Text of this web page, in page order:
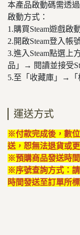
本產品啟動碼需透
啟動方式：
1.購買Steam遊戲啟
2.開啟Steam登入帳
3.進入Steam點選上
品」→ 閱讀並接受
5.至「收藏庫」→「
運送方式
※付款完成後，數
送，恕無法退貨或
※預購商品發送時
※序號查詢方式：
時間發送至訂單所